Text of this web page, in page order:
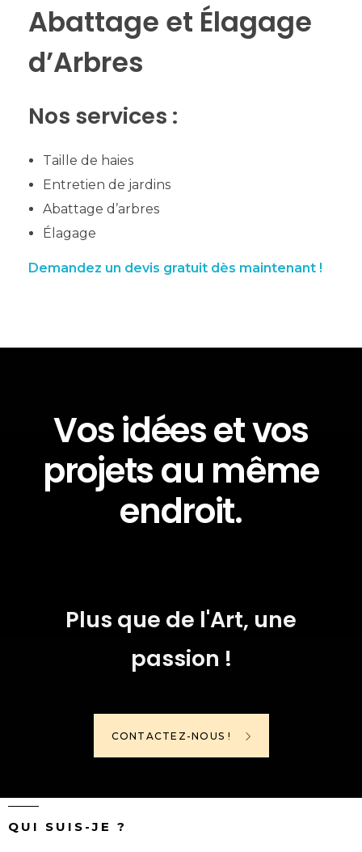
Abattage et Élagage
d’Arbres
Nos services :
Taille de haies
Entretien de jardins
Abattage d’arbres
Élagage
Demandez un devis gratuit dès maintenant !
Vos idées et vos
projets au même
endroit.
Plus que de l'Art, une
passion !
CONTACTEZ-NOUS !
QUI SUIS-JE ?